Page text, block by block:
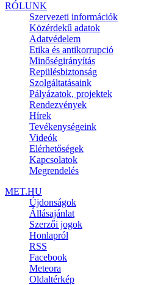
RÓLUNK
Szervezeti információk
Közérdekű adatok
Adatvédelem
Etika és antikorrupció
Minőségirányítás
Repülésbiztonság
Szolgáltatásaink
Pályázatok, projektek
Rendezvények
Hírek
Tevékenységeink
Videók
Elérhetőségek
Kapcsolatok
Megrendelés
MET.HU
Újdonságok
Állásajánlat
Szerzői jogok
Honlapról
RSS
Facebook
Meteora
Oldaltérkép